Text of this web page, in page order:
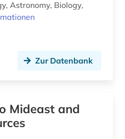
(2)
christliche ikonographie (1)
Astronomy, Biology,
Zur Datenbank
Mideast and